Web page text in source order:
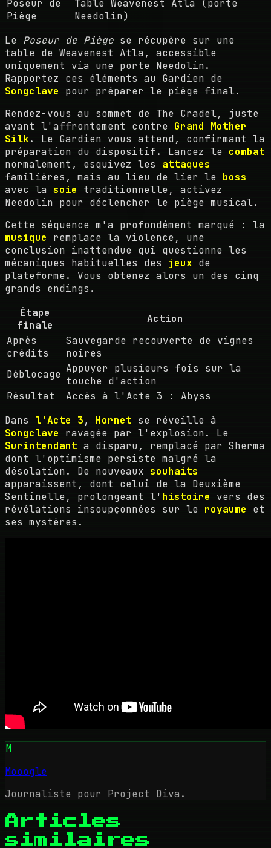
Poseur de
Piège
Table Weavenest Atla (porte
Needolin)
Le Poseur de Piège se récupère sur une
table de Weavenest Atla, accessible
uniquement via une porte Needolin.
Rapportez ces éléments au Gardien de
Songclave pour préparer le piège final.
Rendez-vous au sommet de The Cradel, juste
avant l'affrontement contre Grand Mother
Silk. Le Gardien vous attend, confirmant la
préparation du dispositif. Lancez le combat
normalement, esquivez les attaques
familières, mais au lieu de lier le boss
avec la soie traditionnelle, activez
Needolin pour déclencher le piège musical.
Cette séquence m'a profondément marqué : la
musique remplace la violence, une
conclusion inattendue qui questionne les
mécaniques habituelles des jeux de
plateforme. Vous obtenez alors un des cinq
grands endings.
Étape
finale
Action
Après
crédits
Sauvegarde recouverte de vignes
noires
Déblocage Appuyer plusieurs fois sur la
touche d'action
Résultat
Accès à l'Acte 3 : Abyss
Dans l'Acte 3, Hornet se réveille à
Songclave ravagée par l'explosion. Le
Surintendant a disparu, remplacé par Sherma
dont l'optimisme persiste malgré la
désolation. De nouveaux souhaits
apparaissent, dont celui de la Deuxième
Sentinelle, prolongeant l' histoire vers des
révélations insoupçonnées sur le royaume et
ses mystères.
M
Mooogle
Journaliste pour Project Diva.
Articles
similaires